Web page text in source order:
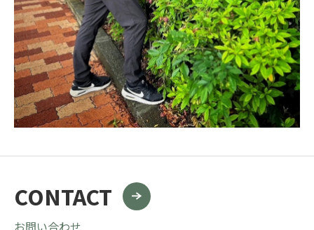
CONTACT
お問い合わせ